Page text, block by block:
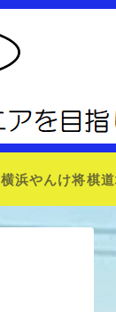
横浜やんけ将棋